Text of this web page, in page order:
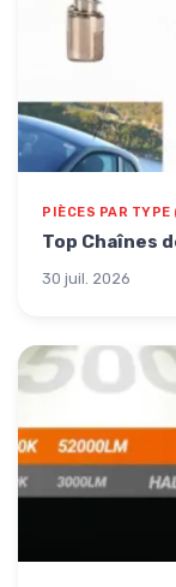
PIÈCES PAR
Top Chaînes
30 juil. 2026